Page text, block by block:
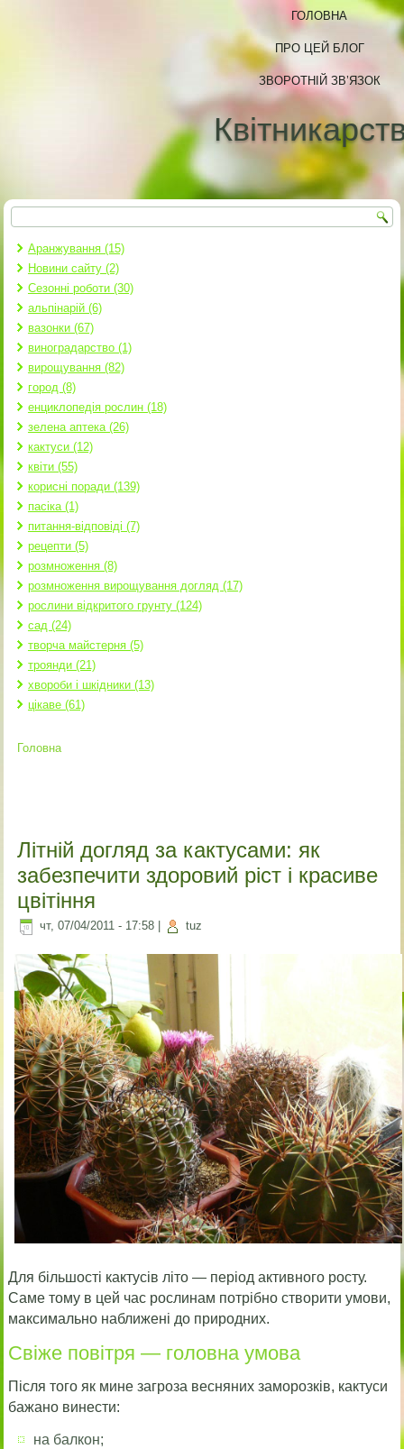
ГОЛОВНА
ПРО ЦЕЙ БЛОГ
ЗВОРОТНІЙ ЗВ’ЯЗОК
Пошукова форма
Пошук
Аранжування (15)
Новини сайту (2)
Сезонні роботи (30)
альпінарій (6)
вазонки (67)
виноградарство (1)
вирощування (82)
город (8)
енциклопедія рослин (18)
зелена аптека (26)
кактуси (12)
квіти (55)
корисні поради (139)
пасіка (1)
питання-відповіді (7)
рецепти (5)
розмноження (8)
розмноження вирощування догляд (17)
рослини відкритого грунту (124)
сад (24)
творча майстерня (5)
троянди (21)
хвороби і шкідники (13)
цікаве (61)
Ви є тут
Головна
Літній догляд за кактусами: як
забезпечити здоровий ріст і красиве
цвітіння
чт, 07/04/2011 - 17:58 tuz
Для більшості кактусів літо — період активного росту.
Саме тому в цей час рослинам потрібно створити умови,
максимально наближені до природних.
Свіже повітря — головна умова
Після того як мине загроза весняних заморозків, кактуси
бажано винести:
на балкон;